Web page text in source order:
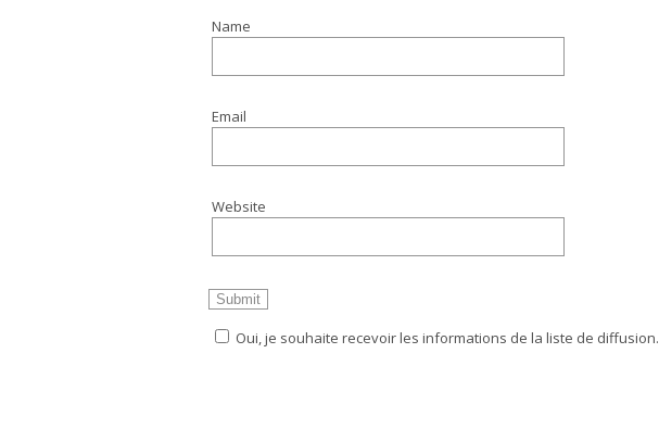
Name
Email
Website
Oui, je souhaite recevoir les informations de la liste de diffusion.